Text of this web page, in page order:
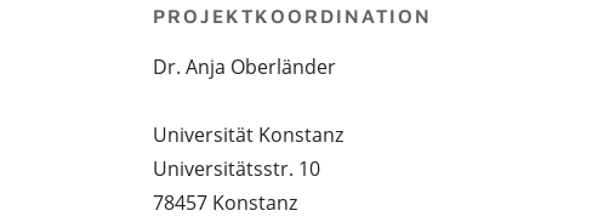
PROJEKTKOORDINATION
Dr. Anja Oberländer
Universität Konstanz
Universitätsstr. 10
78457 Konstanz